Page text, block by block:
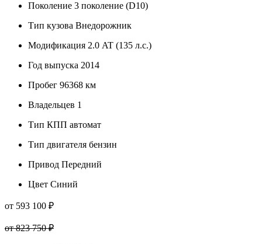
Поколение 3 поколение (D10)
Тип кузова Внедорожник
Модификация 2.0 AT (135 л.с.)
Год выпуска 2014
Пробег 96368 км
Владельцев 1
Тип КПП автомат
Тип двигателя бензин
Привод Передний
Цвет Синий
от 593 100 ₽
от 823 750 ₽